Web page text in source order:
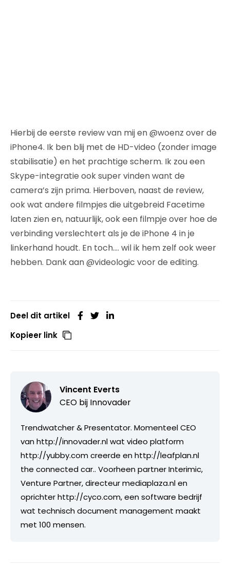
Hierbij de eerste review van mij en @woenz over de
iPhone4. Ik ben blij met de HD-video (zonder image
stabilisatie) en het prachtige scherm. Ik zou een
Skype-integratie ook super vinden want de
camera’s zijn prima. Hierboven, naast de review,
ook wat andere filmpjes die uitgebreid Facetime
laten zien en, natuurlijk, ook een filmpje over hoe de
verbinding verslechtert als je de iPhone 4 in je
linkerhand houdt. En toch…. wil ik hem zelf ook weer
hebben. Dank aan @videologic voor de editing.
Deel dit artikel
Kopieer link
Vincent Everts
CEO bij Innovader
Trendwatcher & Presentator. Momenteel CEO
van http://innovader.nl wat video platform
http://yubby.com creerde en http://leafplan.nl
the connected car.. Voorheen partner Interimic,
Venture Partner, directeur mediaplaza.nl en
oprichter http://cyco.com, een software bedrijf
wat technisch document management maakt
met 100 mensen.